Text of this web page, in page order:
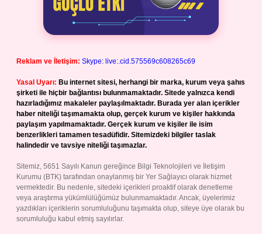
Reklam ve İletişim: Skype: live:.cid.575569c608265c69
Yasal Uyarı: Bu internet sitesi, herhangi bir marka, kurum veya şahıs
şirketi ile hiçbir bağlantısı bulunmamaktadır. Sitede yalnızca kendi
hazırladığımız makaleler paylaşılmaktadır. Burada yer alan içerikler
haber niteliği taşımamakta olup, gerçek kurum ve kişiler hakkında
paylaşım yapılmamaktadır. Gerçek kurum ve kişiler ile isim
benzerlikleri tamamen tesadüfidir. Sitemizdeki bilgiler taslak
halindedir ve tavsiye niteliği taşımazlar.
Sitemiz, 5651 Sayılı Kanun gereğince Bilgi Teknolojileri ve İletişim
Kurumu (BTK) tarafından onaylanmış bir Yer Sağlayıcı olarak hizmet
vermektedir. Bu nedenle, sitedeki içerikleri proaktif olarak denetleme
veya araştırma yükümlülüğümüz bulunmamaktadır. Ancak, üyelerimiz
yazdıkları içeriklerin sorumluluğunu taşımakta olup, siteye üye olarak bu
sorumluluğu kabul etmiş sayılırlar.